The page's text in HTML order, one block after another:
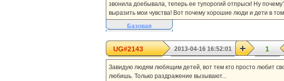
звонила доебывала, теперь ее тупорогий отпрыск! Ну
выразить мои чувства! Вот почему хорошие люди и дети в
Базовая
UG#2143 2013-04-16 16:52:01 1
Завидую людям любящим детей, вот тем кто просто любит
любишь. Только раздражение вызывают...